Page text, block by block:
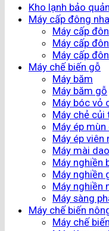
Kho lạnh bảo quản
Máy cấp đông
Máy cấp
Máy cấp
Máy cấp
Máy chế biến gỗ
Máy băm
Máy băm gỗ
Máy bóc vỏ
Máy chẻ củi
Máy ép mùn
Máy ép viên
Máy mài
Máy nghiền
Máy nghiền
Máy nghiền
Máy sàng
Máy chế biến
Máy chế